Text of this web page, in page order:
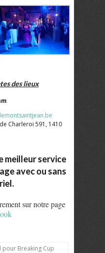
des lieux
Charleroi 591, 1410
meilleur service
avec ou sans
sur notre page
Breaking Cup